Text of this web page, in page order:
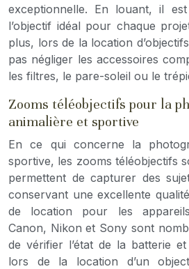
exceptionnelle. En louant, il
l’objectif idéal pour chaque
plus, lors de la location
pas négliger les accessoires
les filtres, le pare-soleil ou le
Zooms téléobjectifs pour la
animalière et sportive
En ce qui concerne la
sportive, les zooms téléobjectifs
permettent de capturer des
conservant une excellente
de location pour les
Canon, Nikon et Sony sont
de vérifier l’état de la batterie
lors de la location d’un